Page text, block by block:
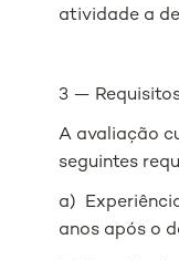
atividade a
3 —
A avaliação
seguintes
a)
anos após o